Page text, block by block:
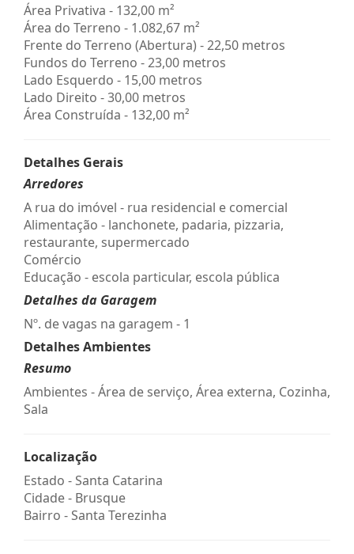
Área Privativa - 132,00 m²
Área do Terreno - 1.082,67 m²
Frente do Terreno (Abertura) - 22,50 metros
Fundos do Terreno - 23,00 metros
Lado Esquerdo - 15,00 metros
Lado Direito - 30,00 metros
Área Construída - 132,00 m²
Detalhes Gerais
Arredores
A rua do imóvel - rua residencial e comercial
Alimentação - lanchonete, padaria, pizzaria,
restaurante, supermercado
Comércio
Educação - escola particular, escola pública
Detalhes da Garagem
Nº. de vagas na garagem - 1
Detalhes Ambientes
Resumo
Ambientes - Área de serviço, Área externa, Cozinha,
Sala
Localização
Estado -Santa Catarina
Cidade - Brusque
Bairro -Santa Terezinha